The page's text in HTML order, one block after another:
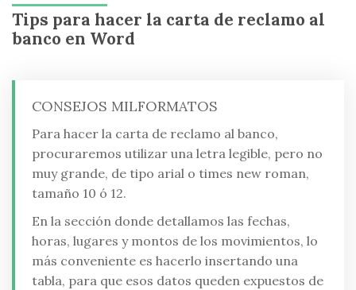
Tips para hacer la carta de reclamo al
banco en Word
CONSEJOS MILFORMATOS
Para hacer la carta de reclamo al banco,
procuraremos utilizar una letra legible, pero no
muy grande, de tipo arial o times new roman,
tamaño 10 ó 12.
En la sección donde detallamos las fechas,
horas, lugares y montos de los movimientos, lo
más conveniente es hacerlo insertando una
tabla, para que esos datos queden expuestos de